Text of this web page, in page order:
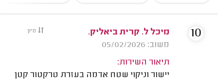
מיון
מיכל ל. קרית ביאליק.
משוב: 05/02/2026
תיאור השירות:
יישור וניקוי שטח אדמה בעזרת טרקטור קטן
10